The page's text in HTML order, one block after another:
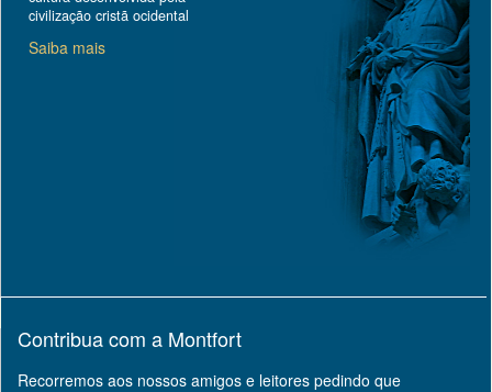
civilização cristã ocidental
Saiba mais
Contribua com a Montfort
Recorremos aos nossos amigos e leitores pedindo que